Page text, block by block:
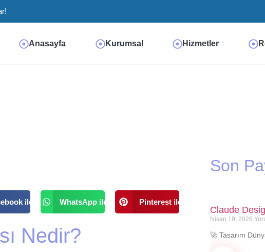
Anasayfa Kurumsal Hizmetler
ile WhatsApp ile Pinterest ile
Nedir?
Son
Claude
Nisan 19, 2026
🚀 Tasarım